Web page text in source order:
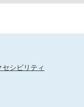
セシビリティ